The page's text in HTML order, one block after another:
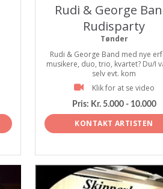
Rudi & George
Rudisparty
Tønder
Rudi & George Band med nye
musikere, duo, trio, kvartet? Du/I
selv evt. kom
Klik for at se video
Pris: Kr. 5.000 - 10.000
KONTAKT ARTISTEN